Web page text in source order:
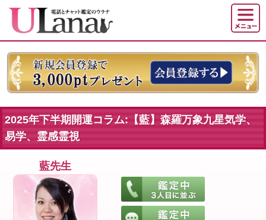
2025年下半期開運コラム:【藍】森羅万象九星気学、
易学、霊感霊視
藍先生